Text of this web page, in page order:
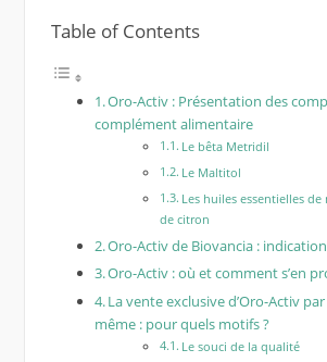
Table of Contents
Oro-Activ : Présentation des
complément alimentaire
Le bêta Metridil
Le Maltitol
Les huiles essentielles
de citron
Oro-Activ de Biovancia :
Oro-Activ : où et comment s’en
La vente exclusive d’Oro-Activ
même : pour quels motifs ?
Le souci de la qualité